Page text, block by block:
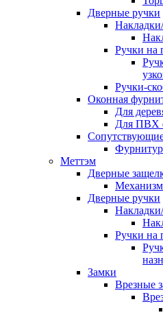
Дверные ручки
Ручки на
Ручки-
Оконная
Для
Для ПВХ
Меттэм
Дверные
Дверные ручки
Ручки на
Замки
Врезные